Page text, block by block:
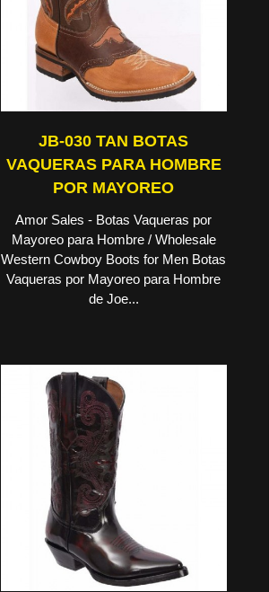
JB-030 TAN BOTAS
VAQUERAS PARA HOMBRE
POR MAYOREO
Amor Sales - Botas Vaqueras por
Mayoreo para Hombre / Wholesale
Western Cowboy Boots for Men Botas
Vaqueras por Mayoreo para Hombre
de Joe...